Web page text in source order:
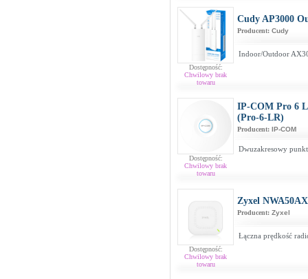
Dostępność:
Chwilowy brak
towaru
Cudy AP3000
Producent: Cudy
Indoor/Outdoor
Dostępność:
Chwilowy brak
towaru
IP-COM Pro 6
(Pro-6-LR)
Producent: IP-COM
Dwuzakresowy
Dostępność:
Chwilowy brak
towaru
Zyxel NWA50AX
Producent: Zyxel
Łączna prędkość